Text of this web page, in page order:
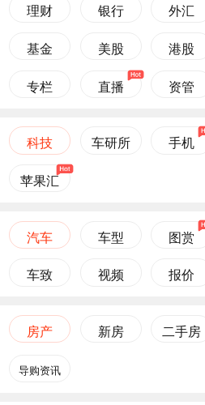
理财 银行 外汇
基金 美股 港股
专栏 直播 资管
科技 车研所 手机
苹果汇
汽车 车型 图赏
车致 视频 报价
房产 新房 二手房
导购资讯